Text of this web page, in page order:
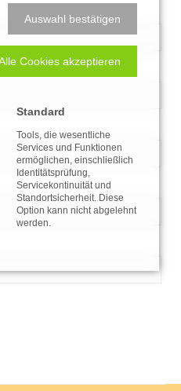
Auswahl bestätigen
Cookies akzeptieren
Standard
Tools, die wesentliche
Services und Funktionen
ermöglichen, einschließlich
Identitätsprüfung,
Servicekontinuität und
Standortsicherheit. Diese
Option kann nicht abgelehnt
werden.